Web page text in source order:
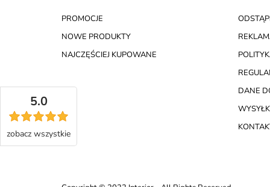
PROMOCJE
NOWE PRODUKTY
NAJCZĘŚCIEJ KUPOWANE
DANE
5.0
zobacz wszystkie